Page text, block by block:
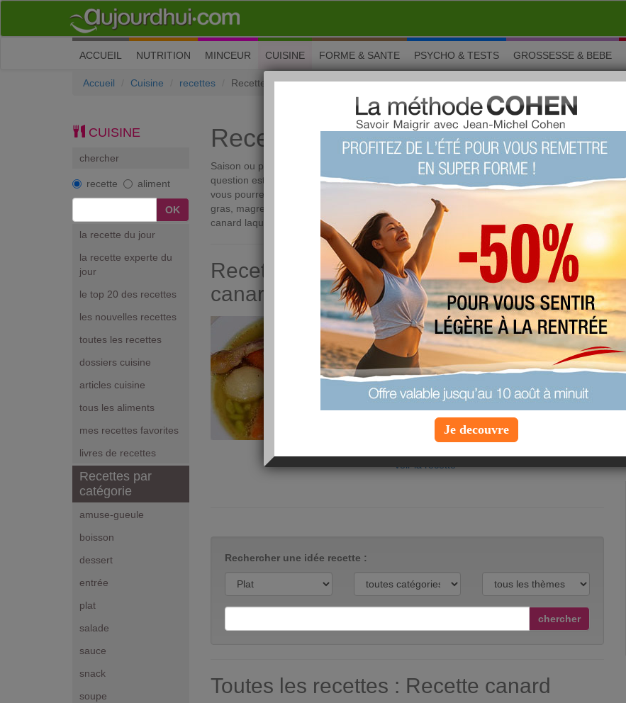
ACCUEIL (current)
NUTRITION MINCEUR CUISINE FORME & SANTE PSYCHO & TESTS GROSSESSE & BEBE
Accueil Cuisine recettes Recette canard
CUISINE
chercher
recette aliment
la recette du jour
la recette experte du
jour
le top 20 des recettes
les nouvelles recettes
toutes les recettes
dossiers cuisine
articles cuisine
tous les aliments
mes recettes favorites
livres de recettes
Recettes par
catégorie
amuse-gueule
boisson
dessert
entrée
plat
salade
sauce
snack
soupe
Recette canard
Saison ou pas, vous pouvez toujours satisfaire une envie de recette canard ! La seule
question est : comment le cuisiner ? Le canard rôti est une recette incontournable mais
vous pourrez aussi tomber sur une autre recette canard tout aussi délicieuse ! Foie
gras, magret, confit, cuisse de canard, que de noms qui font saliver... sans parler du
canard laqué ! Laissez-vous tenter de temps en temps par une recette canard !
Recette canard du jour : Pot au feu de
canard
Le pot au feu se décline avec toutes les
viandes. Cette fois c'est avec un accent du
Sud Ouest que vous pourrez le savourer avec
cette recette de pot au feu de canard.
appréciation :
proposée par delphinetika
24195 fois
commenté :0 fois
voir la recette
Rechercher une idée recette :
chercher
Toutes les recettes : Recette canard
Je decouvre